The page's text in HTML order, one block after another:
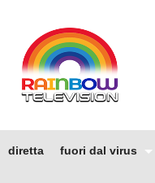
diretta fuori dal virus